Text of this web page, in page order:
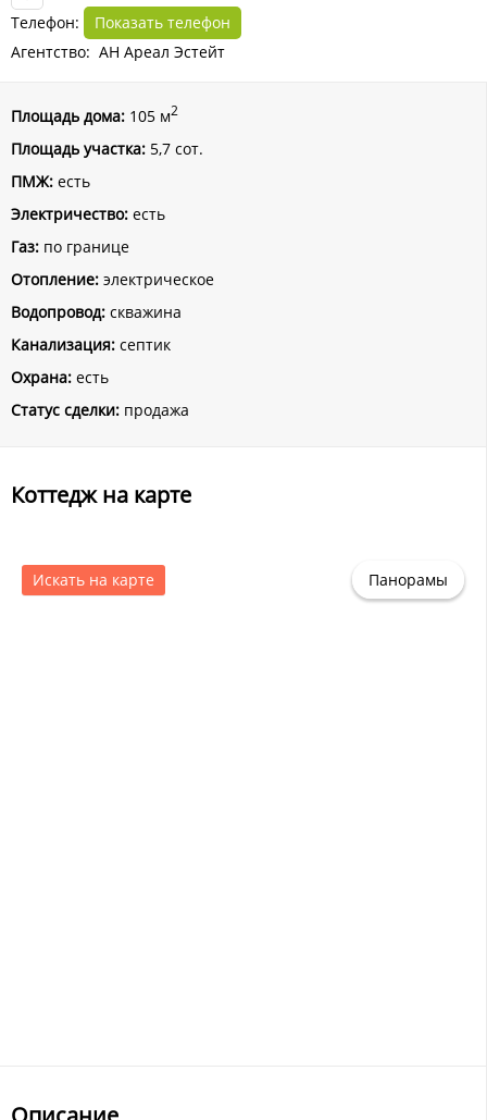
Телефон:
Показать телефон
Агентство: АН Ареал Эстейт
Площадь дома: 105 м2
Площадь участка: 5,7 сот.
ПМЖ: есть
Электричество: есть
Газ: по границе
Отопление: электрическое
Водопровод: скважина
Канализация: септик
Охрана: есть
Статус сделки: продажа
Коттедж на карте
Искать на карте Панорамы